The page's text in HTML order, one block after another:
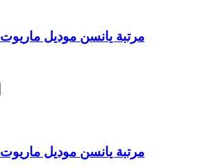
مرتبة يانسن موديل ماريوت 140*190*17 سم
مرتبة يانسن موديل ماريوت 120*200*17 سم